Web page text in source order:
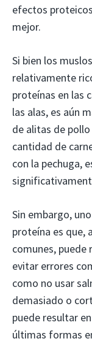
efectos
mejor.
Si bien los
relativamente
proteínas en las
las alas, es aún
de alitas de
cantidad de
con la pechuga,
Sin embargo,
proteína es que,
comunes,
evitar errores
como no usar
demasiado o
puede resultar
últimas formas